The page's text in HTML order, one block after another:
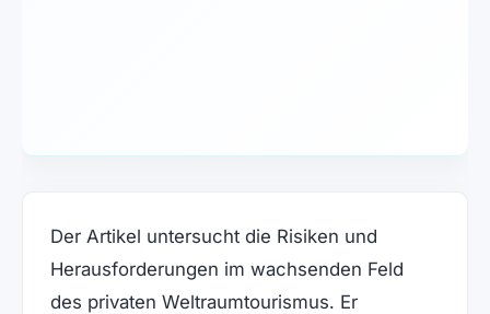
Der Artikel untersucht die Risiken und
Herausforderungen im wachsenden Feld
des privaten Weltraumtourismus. Er